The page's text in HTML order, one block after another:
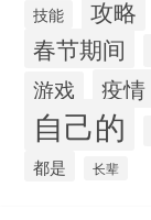
技能 攻略
春节期间
游戏 疫情
自己的
都是 长辈